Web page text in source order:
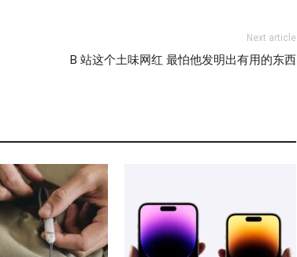
Next article
B 站这个土味网红 最怕他发明出有用的东西